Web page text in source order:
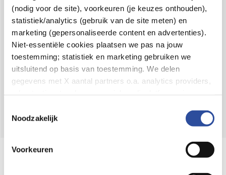
(nodig voor de site), voorkeuren (je keuzes onthouden),
statistiek/analytics (gebruik van de site meten) en
marketing (gepersonaliseerde content en advertenties).
Niet-essentiële cookies plaatsen we pas na jouw
toestemming; statistiek en marketing gebruiken we
uitsluitend op basis van toestemming. We delen
gegevens met X aantal partners o.a. analytics providers,
en de bewaartermijnen per categorie. Je kunt je keuze op
gegevensverwerking staat in de
Privacyverklaring
Noodzakelijk
Voorkeuren
Over DA
Klantenservice
Assortiment
VolgDAop:
Online aanbieder medicijnen